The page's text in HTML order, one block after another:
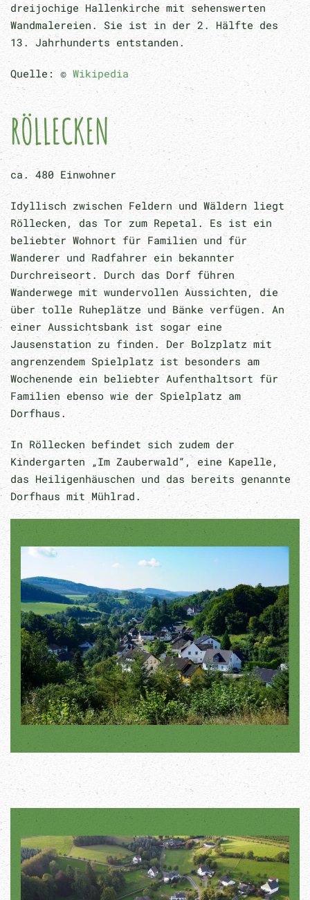
dreijochige Hallenkirche mit sehenswerten
Wandmalereien. Sie ist in der 2. Hälfte des
13. Jahrhunderts entstanden.
Quelle: © Wikipedia
RÖLLECKEN
ca. 480 Einwohner
Idyllisch zwischen Feldern und Wäldern liegt
Röllecken, das Tor zum Repetal. Es ist ein
beliebter Wohnort für Familien und für
Wanderer und Radfahrer ein bekannter
Durchreiseort. Durch das Dorf führen
Wanderwege mit wundervollen Aussichten, die
über tolle Ruheplätze und Bänke verfügen. An
einer Aussichtsbank ist sogar eine
Jausenstation zu finden. Der Bolzplatz mit
angrenzendem Spielplatz ist besonders am
Wochenende ein beliebter Aufenthaltsort für
Familien ebenso wie der Spielplatz am
Dorfhaus.
In Röllecken befindet sich zudem der
Kindergarten „Im Zauberwald“, eine Kapelle,
das Heiligenhäuschen und das bereits genannte
Dorfhaus mit Mühlrad.